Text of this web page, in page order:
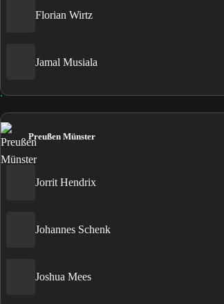
Florian Wirtz
Jamal Musiala
Preußen Münster
Jorrit Hendrix
Johannes Schenk
Joshua Mees